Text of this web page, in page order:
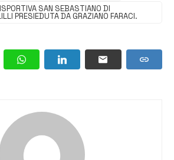
SAN SEBASTIANO DI
PRESIEDUTA DA GRAZIANO FARACI.